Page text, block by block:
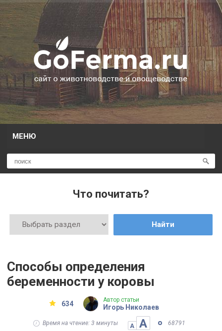
МЕНЮ
Что почитать?
Найти
Способы определения
беременности у коровы
634 Автор статьи
Игорь Николаев
Время на чтение: 3 минуты А А 68791